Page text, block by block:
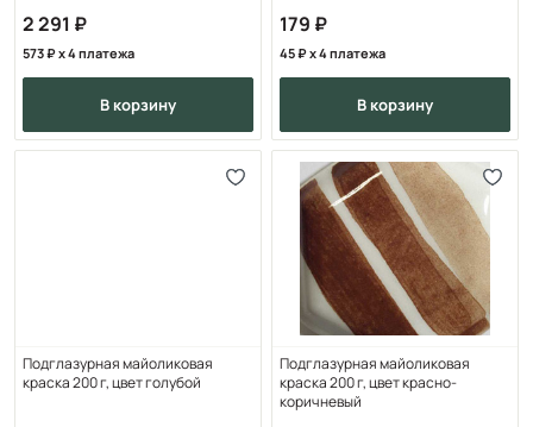
2 291
573 x 4 платежа
в корзину
179
45 x 4 платежа
в корзину
Подглазурная майоликовая
краска 200 г, цвет голубой
Подглазурная майоликовая
краска 200 г, цвет красно-
коричневый